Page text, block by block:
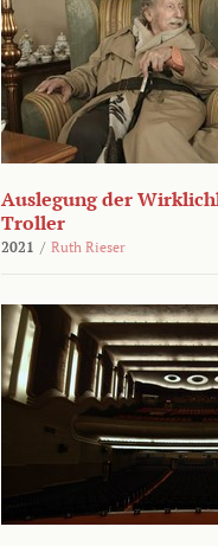
Auslegung der
Troller
2021 / Ruth Rieser